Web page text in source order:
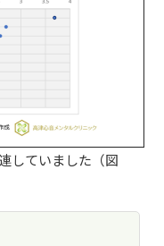
していました（図